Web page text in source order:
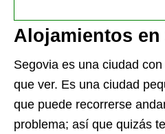
Alojamientos en
Segovia es una ciudad
que ver. Es una ciudad
que puede recorrerse
problema; así que quizás